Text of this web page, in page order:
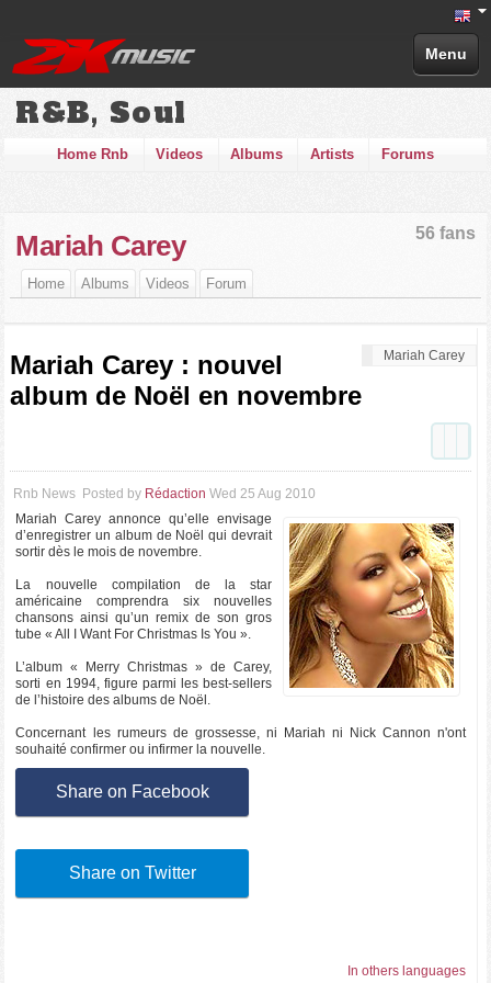
Menu
R&B, Soul
Home Rnb Videos Albums Artists Forums
56 fans
Mariah Carey
Home Albums Videos Forum
Mariah Carey
Mariah Carey : nouvel
album de Noël en novembre
Rnb News Posted by Rédaction Wed 25 Aug 2010
Mariah Carey annonce qu’elle envisage
d’enregistrer un album de Noël qui devrait
sortir dès le mois de novembre.
La nouvelle compilation de la star
américaine comprendra six nouvelles
chansons ainsi qu’un remix de son gros
tube « All I Want For Christmas Is You ».
L’album « Merry Christmas » de Carey,
sorti en 1994, figure parmi les best-sellers
de l’histoire des albums de Noël.
Concernant les rumeurs de grossesse, ni Mariah ni Nick Cannon n'ont
souhaité confirmer ou infirmer la nouvelle.
Share on Facebook
Share on Twitter
In others languages